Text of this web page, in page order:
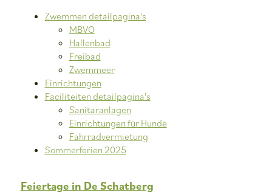
Zwemmen detailpagina's
MBVO
Hallenbad
Freibad
Zwemmeer
Einrichtungen
Faciliteiten detailpagina's
Sanitäranlagen
Einrichtungen für Hunde
Fahrradvermietung
Sommerferien 2025
Feiertage in De Schatberg